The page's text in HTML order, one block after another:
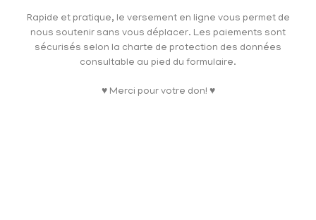
Rapide et pratique, le versement en ligne vous permet de
nous soutenir sans vous déplacer. Les paiements sont
sécurisés selon la charte de protection des données
consultable au pied du formulaire.
♥ Merci pour votre don! ♥